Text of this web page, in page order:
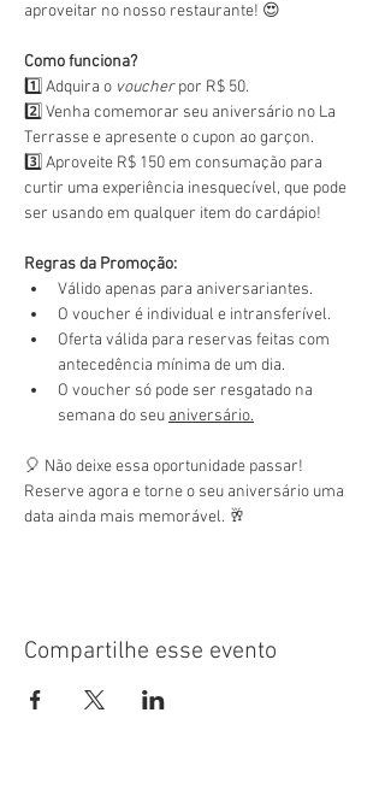
aproveitar no nosso restaurante! 😍
Como funciona?
1️⃣ Adquira o voucher por R$ 50.
2️⃣ Venha comemorar seu aniversário no La
Terrasse e apresente o cupon ao garçon.
3️⃣ Aproveite R$ 150 em consumação para
curtir uma experiência inesquecível, que pode
ser usando em qualquer item do cardápio!
Regras da Promoção:
Válido apenas para aniversariantes.
O voucher é individual e intransferível.
Oferta válida para reservas feitas com
antecedência mínima de um dia.
O voucher só pode ser resgatado na
semana do seu aniversário.
🎈 Não deixe essa oportunidade passar!
Reserve agora e torne o seu aniversário uma
data ainda mais memorável. 🥂
Compartilhe esse evento